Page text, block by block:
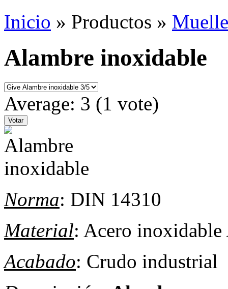
Inicio » Productos »
Alambre inoxidable
Average: 3 (1 vote)
Norma: DIN 14310
Material: Acero
Acabado: Crudo industrial